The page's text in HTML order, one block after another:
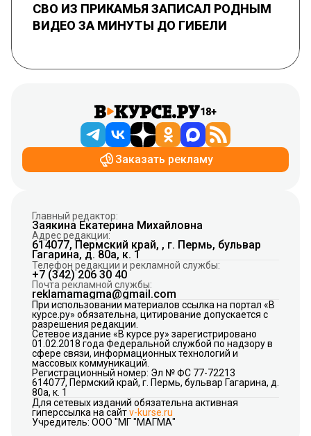
СВО ИЗ ПРИКАМЬЯ ЗАПИСАЛ РОДНЫМ
ВИДЕО ЗА МИНУТЫ ДО ГИБЕЛИ
18+
Заказать рекламу
Главный редактор:
Заякина Екатерина Михайловна
Адрес редакции:
614077, Пермский край, , г. Пермь, бульвар
Гагарина, д. 80а, к. 1
Телефон редакции и рекламной службы:
+7 (342) 206 30 40
Почта рекламной службы:
reklamamagma@gmail.com
При использовании материалов ссылка на портал «В
курсе.ру» обязательна, цитирование допускается с
разрешения редакции.
Сетевое издание «В курсе.ру» зарегистрировано
01.02.2018 года Федеральной службой по надзору в
сфере связи, информационных технологий и
массовых коммуникаций.
Регистрационный номер: Эл № ФС 77-72213
614077, Пермский край, г. Пермь, бульвар Гагарина, д.
80а, к. 1
Для сетевых изданий обязательна активная
гиперссылка на сайтv-kurse.ru
Учредитель: ООО "МГ "МАГМА"